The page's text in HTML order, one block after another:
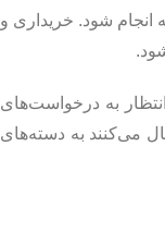
انجام شود. خریداری و
به درخواست‌های
می‌کنند به دسته‌های